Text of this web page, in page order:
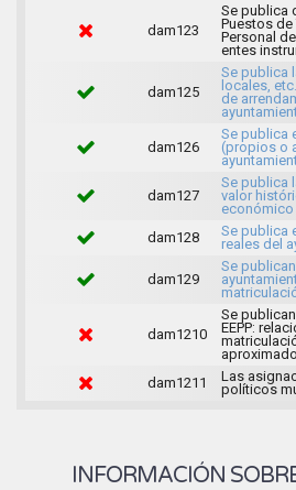
dam123
Se publica
Puestos de
Personal
entes
dam125
Se publica
locales,
de
dam126
Se publica
(propios o
dam127
Se publica
valor
económico
dam128
Se publica
reales del
dam129
Se
dam1210
Se
EEPP:
aproximado.
dam1211
Las
políticos
INFORMACIÓN